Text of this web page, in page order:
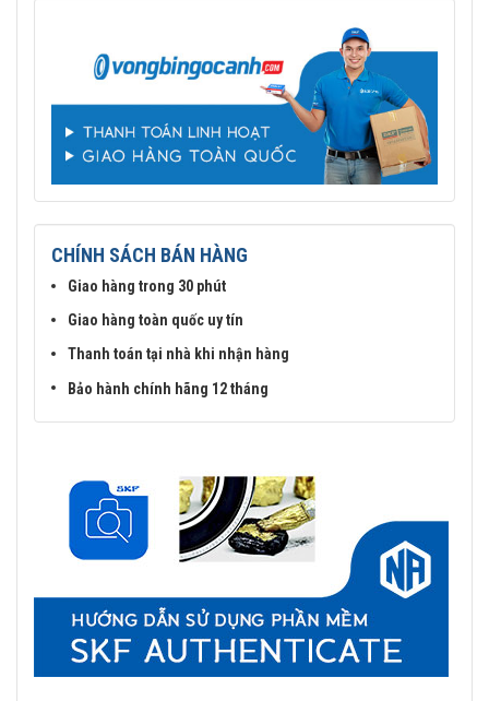
CHÍNH SÁCH BÁN HÀNG
Giao hàng trong 30 phút
Giao hàng toàn quốc uy tín
Thanh toán tại nhà khi nhận hàng
Bảo hành chính hãng 12 tháng